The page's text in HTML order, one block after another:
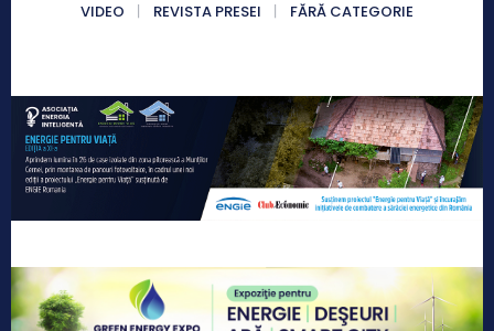
VIDEO
REVISTA PRESEI FĂRĂ CATEGORIE